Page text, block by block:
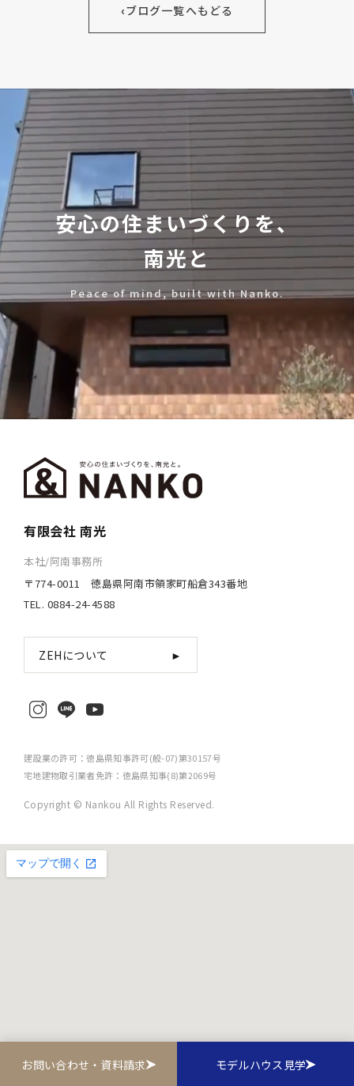
お問い合わせ・資料請求 モデルハウス見学
‹ブログ一覧へもどる
安心の住まいづくりを、
南光と
Peace of mind, built with Nanko.
有限会社 南光
本社/阿南事務所
〒774-0011 徳島県阿南市領家町船倉343番地
TEL. 0884-24-4588
ZEHについて ►
建設業の許可：徳島県知事許可(般-07)第30157号
宅地建物取引業者免許：徳島県知事(8)第2069号
Copyright © Nankou All Rights Reserved.